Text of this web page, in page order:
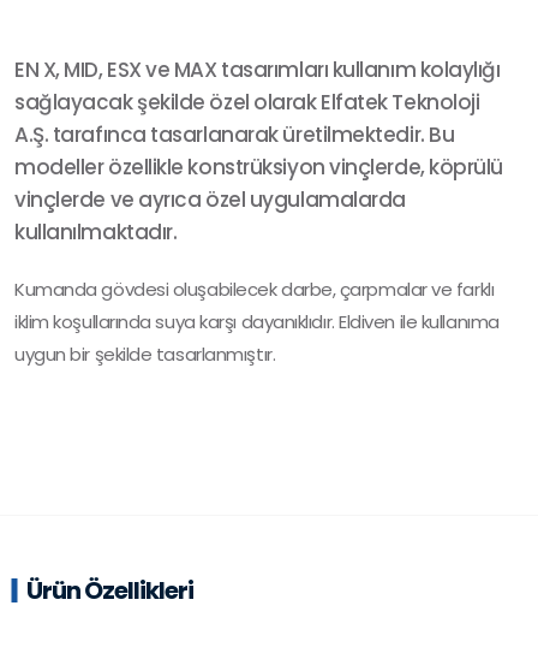
EN X, MID, ESX ve MAX tasarımları kullanım kolaylığı
sağlayacak şekilde özel olarak Elfatek Teknoloji
A.Ş. tarafınca tasarlanarak üretilmektedir. Bu
modeller özellikle konstrüksiyon vinçlerde, köprülü
vinçlerde ve ayrıca özel uygulamalarda
kullanılmaktadır.
Kumanda gövdesi oluşabilecek darbe, çarpmalar ve farklı
iklim koşullarında suya karşı dayanıklıdır. Eldiven ile kullanıma
uygun bir şekilde tasarlanmıştır.
Ürün Özellikleri